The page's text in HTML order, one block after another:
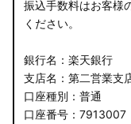
振込手数料はお客様
ください。
銀行名：楽天銀行
支店名：第二営業支
口座種別：普通
口座番号：7913007